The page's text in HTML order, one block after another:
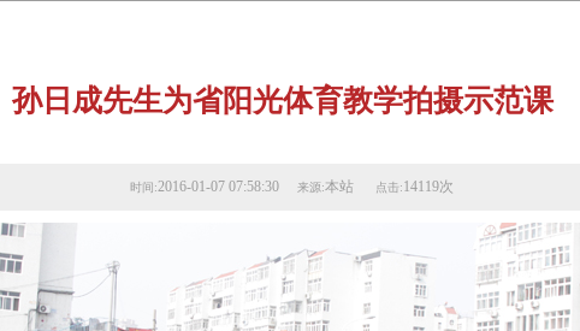
孙日成先生为省阳光体育教学拍摄示范课
时间:2016-01-07 07:58:30 来源:本站 点击:14119次